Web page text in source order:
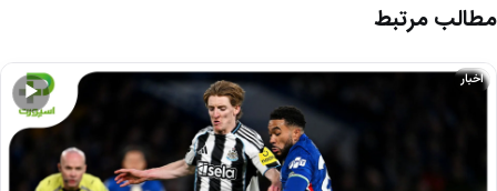
مطالب مرتبط
▶
اخبار